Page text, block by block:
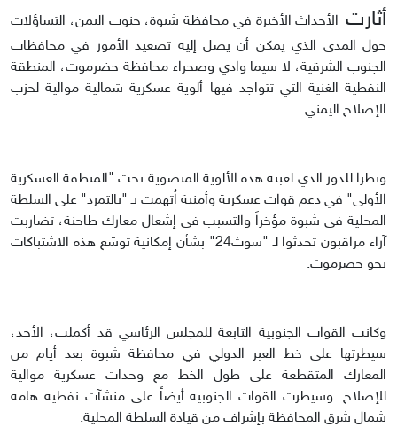
أثارت الأحداث الأخيرة في محافظة شبوة، جنوب اليمن، التساؤلات
حول المدى الذي يمكن أن يصل إليه تصعيد الأمور في محافظات
الجنوب الشرقية، لا سيما وادي وصحراء محافظة حضرموت، المنطقة
النفطية الغنية التي تتواجد فيها ألوية عسكرية شمالية موالية لحزب
الإصلاح اليمني.
ونظرا للدور الذي لعبته هذه الألوية المنضوية تحت "المنطقة العسكرية
الأولى" في دعم قوات عسكرية وأمنية اُتهمت بـ "بالتمرد" على السلطة
المحلية في شبوة مؤخراً والتسبب في إشعال معارك طاحنة، تضاربت
آراء مراقبون تحدثوا لـ "سوث24" بشأن إمكانية توسّع هذه الاشتباكات
نحو حضرموت.
وكانت القوات الجنوبية التابعة للمجلس الرئاسي قد أكملت، الأحد،
سيطرتها على خط العبر الدولي في محافظة شبوة بعد أيام من
المعارك المتقطعة على طول الخط مع وحدات عسكرية موالية
للإصلاح. وسيطرت القوات الجنوبية أيضاً على منشآت نفطية هامة
شمال شرق المحافظة بإشراف من قيادة السلطة المحلية.